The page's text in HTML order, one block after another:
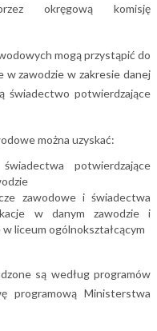
okręgową komisję
mogą przystąpić do
w zawodzie w zakresie danej
świadectwo potwierdzające
można uzyskać:
potwierdzające
zawodowe i świadectwa
w danym zawodzie i
liceum ogólnokształcącym
są według programów
programową Ministerstwa